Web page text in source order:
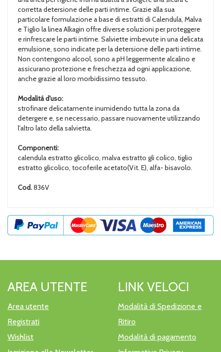
corretta detersione delle parti intime. Grazie alla sua
particolare formulazione a base di estratti di Calendula, Malva
e Tiglio la linea Alkagin offre diverse soluzioni per proteggere
e rinfrescare le parti intime. Salviette imbevute in una delicata
emulsione, sono indicate per la detersione delle parti intime.
Non contengono alcool, sono a pH leggermente alcalino e
assicurano protezione e freschezza ad ogni applicazione,
anche grazie al loro morbidissimo tessuto.
Modalitá d'uso:
strofinare delicatamente inumidendo tutta la zona da
detergere e, se necessario, passare nuovamente utilizzando
l'altro lato della salvietta.
Componenti:
calendula estratto glicolico, malva estratto gli colico, tiglio
estratto glicolico, tocoferile acetato(Vit. E), alfa- bisavolo.
Cod.836V
AREA UTENTE
Area utente
Registrati
Wishlist
LINK VELOCI
Modalità di Spedizione e
Ritiro
Modalità di pagamento